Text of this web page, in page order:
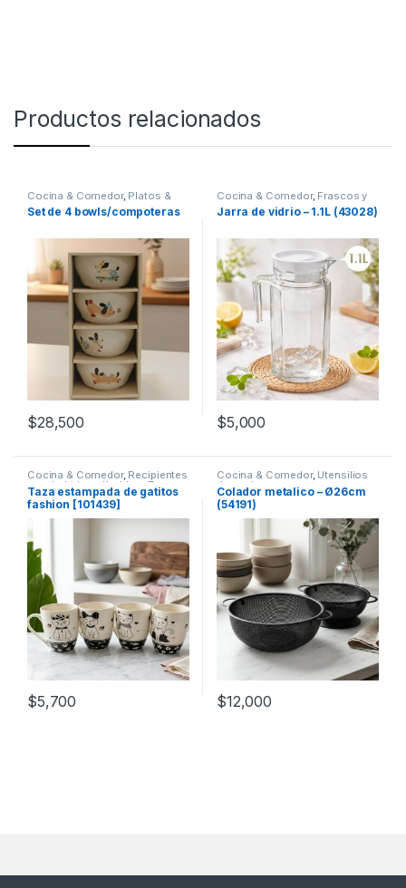
Productos relacionados
Cocina & Comedor, Platos &
Bowls
Set de 4 bowls/compoteras
$28,500
Cocina & Comedor, Frascos y
Jarras Recipientes para
bebidas y líquidos
Jarra de vidrio – 1.1L (43028)
$5,000
Cocina & Comedor, Recipientes
para bebidas y líquidos Tazas
Taza estampada de gatitos
fashion [101439]
$5,700
Cocina & Comedor, Utensilios
de cocina
Colador metalico – Ø26cm
(54191)
$12,000